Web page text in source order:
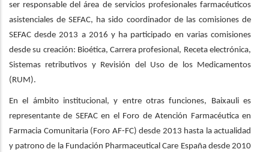
ser responsable del área de servicios profesionales farmacéuticos
asistenciales de SEFAC, ha sido coordinador de las comisiones de
SEFAC desde 2013 a 2016 y ha participado en varias comisiones
desde su creación: Bioética, Carrera profesional, Receta electrónica,
Sistemas retributivos y Revisión del Uso de los Medicamentos
(RUM).
En el ámbito institucional, y entre otras funciones, Baixauli es
representante de SEFAC en el Foro de Atención Farmacéutica en
Farmacia Comunitaria (Foro AF-FC) desde 2013 hasta la actualidad
y patrono de la Fundación Pharmaceutical Care España desde 2010